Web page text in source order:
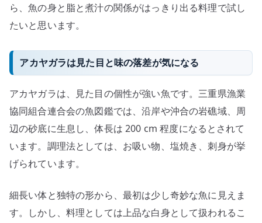
ら、魚の身と脂と煮汁の関係がはっきり出る料理で試し
たいと思います。
アカヤガラは見た目と味の落差が気になる
アカヤガラは、見た目の個性が強い魚です。三重県漁業
協同組合連合会の魚図鑑では、沿岸や沖合の岩礁域、周
辺の砂底に生息し、体長は 200 cm 程度になるとされて
います。調理法としては、お吸い物、塩焼き、刺身が挙
げられています。
細長い体と独特の形から、最初は少し奇妙な魚に見えま
す。しかし、料理としては上品な白身として扱われるこ